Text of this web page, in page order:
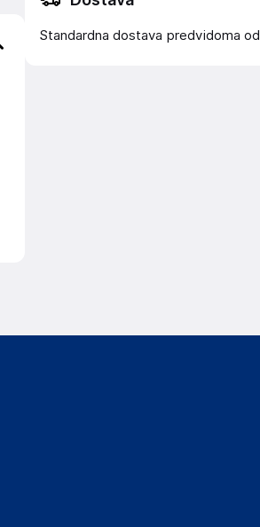
Standardna dostava predvidoma od